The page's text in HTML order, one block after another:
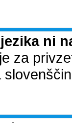
ni
za